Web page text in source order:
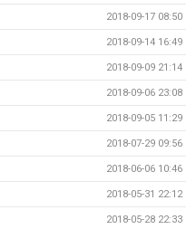
2018-09-17 08:50
2018-09-14 16:49
2018-09-09 21:14
2018-09-06 23:08
2018-09-05 11:29
2018-07-29 09:56
2018-06-06 10:46
2018-05-31 22:12
2018-05-28 22:33